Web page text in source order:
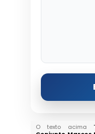
O texto acima "